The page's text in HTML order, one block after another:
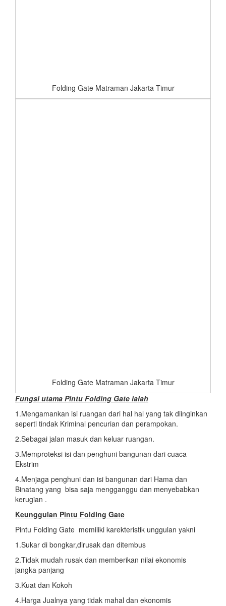
Folding Gate Matraman Jakarta Timur
Folding Gate Matraman Jakarta Timur
Fungsi utama Pintu Folding Gate ialah
1.Mengamankan isi ruangan dari hal hal yang tak diinginkan
seperti tindak Kriminal pencurian dan perampokan.
2.Sebagai jalan masuk dan keluar ruangan.
3.Memproteksi isi dan penghuni bangunan dari cuaca
Ekstrim
4.Menjaga penghuni dan isi bangunan dari Hama dan
Binatang yang bisa saja mengganggu dan menyebabkan
kerugian .
Keunggulan Pintu Folding Gate
Pintu Folding Gate memiliki karekteristik unggulan yakni
1.Sukar di bongkar,dirusak dan ditembus
2.Tidak mudah rusak dan memberikan nilai ekonomis
jangka panjang
3.Kuat dan Kokoh
4.Harga Jualnya yang tidak mahal dan ekonomis